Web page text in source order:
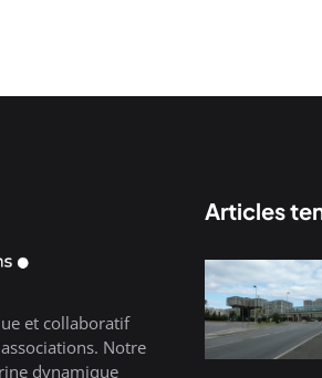
et collaboratif
Notre
dynamique
Articles